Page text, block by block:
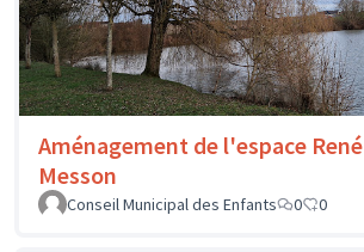
Aménagement de l'espace René
Messon
Conseil Municipal des Enfants
0 0